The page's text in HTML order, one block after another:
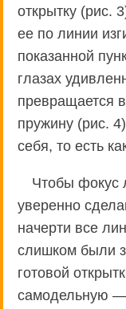
открытку (рис.
ее по линии
показанной
глазах
превращается
пружину (рис.
себя, то есть
Чтобы фокус
уверенно
начерти все
слишком были
готовой
самодельную —